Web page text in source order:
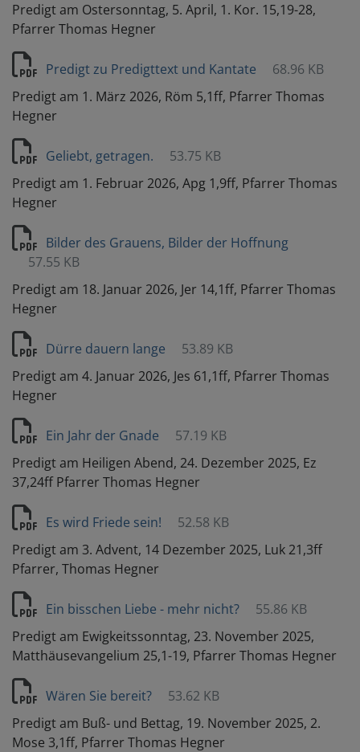
Predigt am Ostersonntag, 5. April, 1. Kor. 15,19-28,
Pfarrer Thomas Hegner
Predigt zu Predigttext und Kantate
68.96 KB
Predigt am 1. März 2026, Röm 5,1ff, Pfarrer Thomas
Hegner
Geliebt, getragen.
53.75 KB
Predigt am 1. Februar 2026, Apg 1,9ff, Pfarrer Thomas
Hegner
Bilder des Grauens, Bilder der Hoffnung
57.55 KB
Predigt am 18. Januar 2026, Jer 14,1ff, Pfarrer Thomas
Hegner
Dürre dauern lange
53.89 KB
Predigt am 4. Januar 2026, Jes 61,1ff, Pfarrer Thomas
Hegner
Ein Jahr der Gnade
57.19 KB
Predigt am Heiligen Abend, 24. Dezember 2025, Ez
37,24ff Pfarrer Thomas Hegner
Es wird Friede sein!
52.58 KB
Predigt am 3. Advent, 14 Dezember 2025, Luk 21,3ff
Pfarrer, Thomas Hegner
Ein bisschen Liebe - mehr nicht?
55.86 KB
Predigt am Ewigkeitssonntag, 23. November 2025,
Matthäusevangelium 25,1-19, Pfarrer Thomas Hegner
Wären Sie bereit?
53.62 KB
Predigt am Buß- und Bettag, 19. November 2025, 2.
Mose 3,1ff, Pfarrer Thomas Hegner